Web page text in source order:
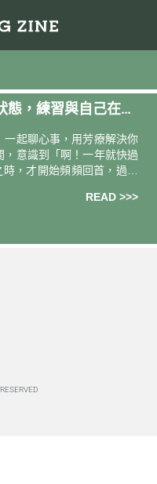
態，練習與自己在一
起聊心事，用芳療解決你
意識到「啊！一年就快過
，才開始頻頻回首，過去
READ >>>